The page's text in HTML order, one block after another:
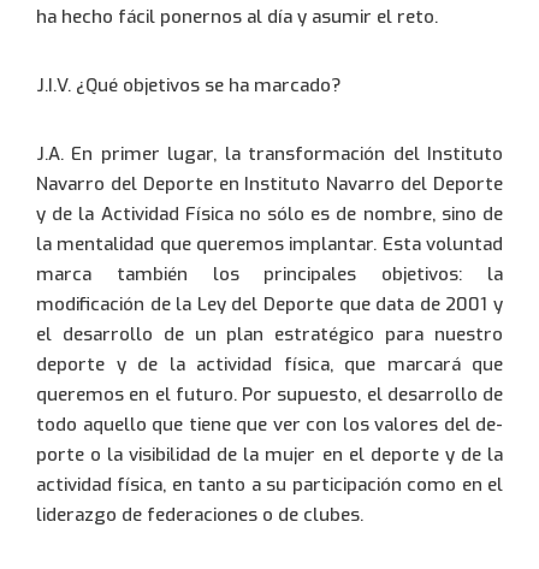
ha hecho fácil ponernos al día y asumir el reto.
J.I.V. ¿Qué objetivos se ha marcado?
J.A. En primer lugar, la transformación del Instituto
Navarro del Deporte en Instituto Navarro del Deporte
y de la Actividad Física no sólo es de nombre, sino de
la mentalidad que queremos implantar. Esta voluntad
marca también los principales objetivos: la
modificación de la Ley del Deporte que data de 2001 y
el desarrollo de un plan estratégico para nuestro
deporte y de la actividad física, que marcará que
queremos en el futuro. Por supuesto, el desarrollo de
todo aquello que tiene que ver con los valores del de-
porte o la visibilidad de la mujer en el deporte y de la
actividad física, en tanto a su participación como en el
liderazgo de federaciones o de clubes.
Español( Espainiako)
English(English)
Francais (Frantziako)
Usuario:
Contraseña: